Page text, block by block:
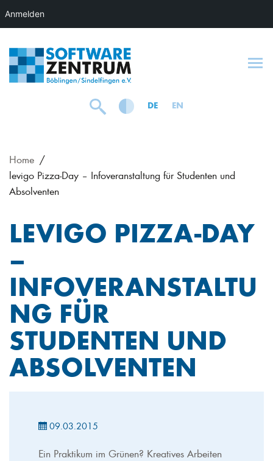
DE EN
Home
levigo Pizza-Day – Infoveranstaltung für Studenten und
Absolventen
LEVIGO PIZZA-DAY
–
INFOVERANSTALTU
NG FÜR
STUDENTEN UND
ABSOLVENTEN
09.03.2015
Ein Praktikum im Grünen? Kreatives Arbeiten
Anmelden